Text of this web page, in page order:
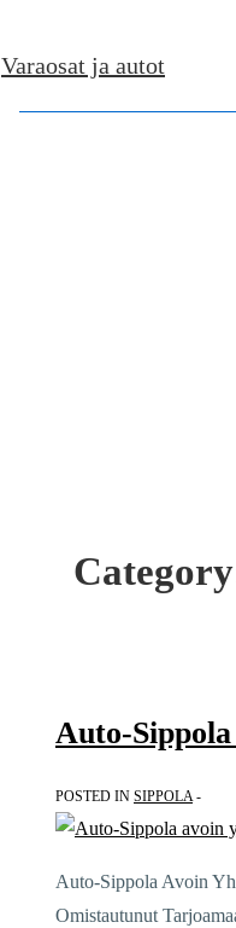
Skip
Varaosat ja autot
Auto-
POSTED IN SIPPOLA
Auto-Sippola Avoin
Omistautunut